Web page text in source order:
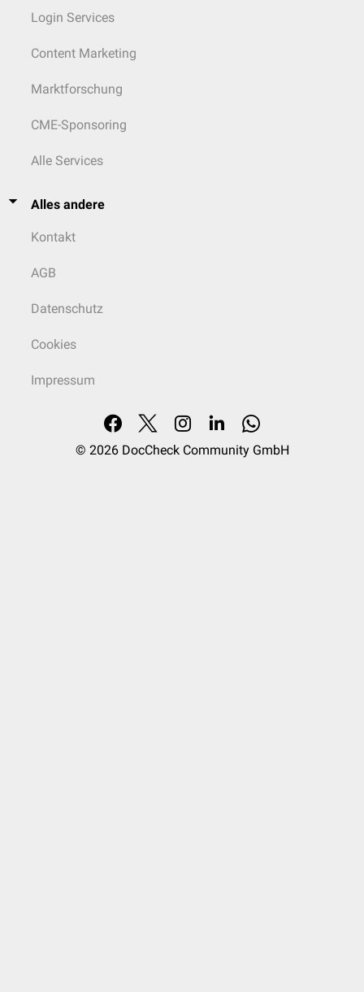
Login Services
Content Marketing
Marktforschung
CME-Sponsoring
Alle Services
Alles andere
Kontakt
AGB
Datenschutz
Cookies
Impressum
© 2026 DocCheck Community GmbH